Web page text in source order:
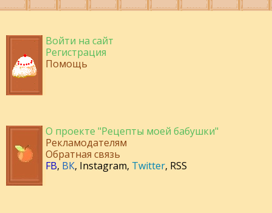
Войти на сайт
Регистрация
Помощь
О проекте "Рецепты моей бабушки"
Рекламодателям
Обратная связь
FB, ВК, Instagram, Twitter, RSS